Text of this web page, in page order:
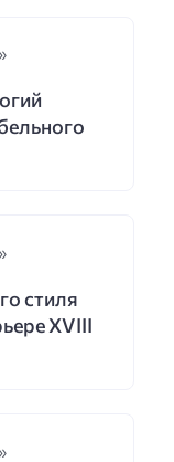
стиля
XVIII